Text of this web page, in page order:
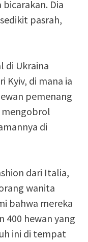
Dia
pasrah,
di Ukraina
Kyiv, di mana ia
pemenang
mengobrol
di
dari Italia,
wanita
bahwa mereka
400 hewan yang
ini di tempat